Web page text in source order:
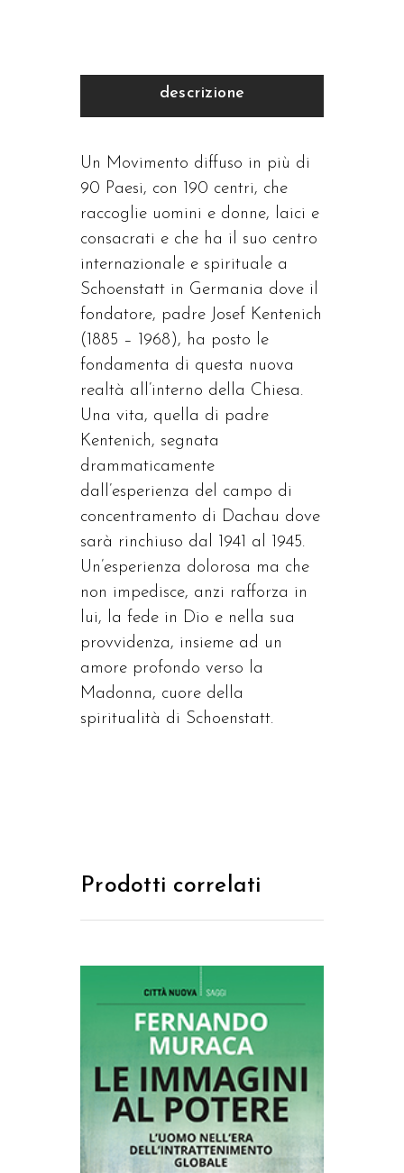
descrizione
Un Movimento diffuso in più di
90 Paesi, con 190 centri, che
raccoglie uomini e donne, laici e
consacrati e che ha il suo centro
internazionale e spirituale a
Schoenstatt in Germania dove il
fondatore, padre Josef Kentenich
(1885 – 1968), ha posto le
fondamenta di questa nuova
realtà all’interno della Chiesa.
Una vita, quella di padre
Kentenich, segnata
drammaticamente
dall’esperienza del campo di
concentramento di Dachau dove
sarà rinchiuso dal 1941 al 1945.
Un’esperienza dolorosa ma che
non impedisce, anzi rafforza in
lui, la fede in Dio e nella sua
provvidenza, insieme ad un
amore profondo verso la
Madonna, cuore della
spiritualità di Schoenstatt.
Prodotti correlati
AGGIUNGI AL CARRELLO